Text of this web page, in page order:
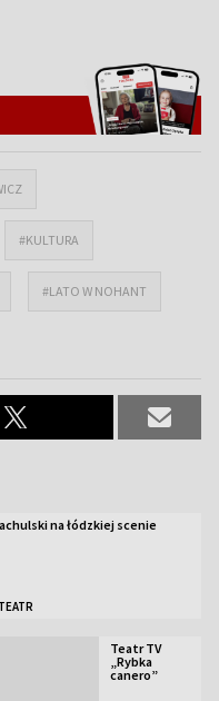
#KULTURA
#LATO W NOHANT
na łódzkiej scenie
Teatr TV
„Rybka
canero”